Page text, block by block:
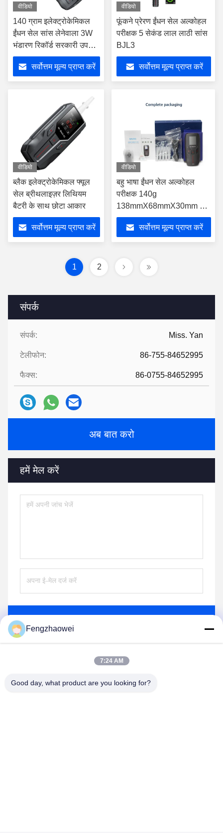
संपर्क
संपर्क: Miss. Yan
टेलीफोन: 86-755-84652995
फैक्स: 86-0755-84652995
अब बात करो
हमें मेल करें
वीडियो
140 ग्राम इलेक्ट्रोकेमिकल
ईंधन सेल सांस लेनेवाला 3W
भंडारण रिकॉर्ड सरकारी उपयोग
के लिए
सर्वोत्तम मूल्य प्राप्त करें
वीडियो
फूंकने प्रेरण ईंधन सेल अल्कोहल
परीक्षक 5 सेकंड लाल लाठी सांस
BJL3
सर्वोत्तम मूल्य प्राप्त करें
वीडियो
ब्लैक इलेक्ट्रोकेमिकल फ्यूल
सेल ब्रीथलाइज़र लिथियम
बैटरी के साथ छोटा आकार
सर्वोत्तम मूल्य प्राप्त करें
वीडियो
बहु भाषा ईंधन सेल अल्कोहल
परीक्षक 140g
138mmX68mmX30mm श्री
ब्लैक 3
सर्वोत्तम मूल्य प्राप्त करें
1 2
Fengzhaowei
7:24 AM
Good day, what product are you looking for?